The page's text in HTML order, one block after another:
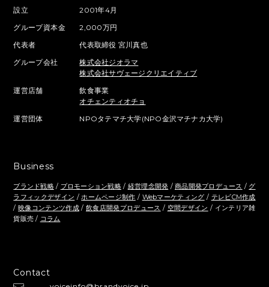
設立
2001年4月
グループ資本金
2,000万円
代表者
代表取締役 宮川真也
グループ会社
株式会社ジオラマ
株式会社サヴェージクリエイティブ
運営店舗
飲食事業
オチェンティオチョ
運営団体
NPOタテマチ大学(NPO金沢マチナカ大学)
Business
ブランド戦略/ プロモーション戦略 / 経営理念開発 /商品開発プロデュース / グ
ラフィックデザイン /ホームページ制作 / Webマーケティング / テレビCM作成
/ 映像コンテンツ作成 / 飲食店開発プロデュース / 空間デザイン / インテリア雑
貨販売 / コラム
Contact